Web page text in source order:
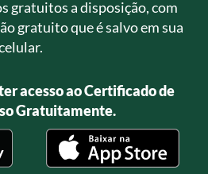
gratuitos a disposição, com
gratuito que é salvo em sua
acesso ao Certificado de
Gratuitamente.